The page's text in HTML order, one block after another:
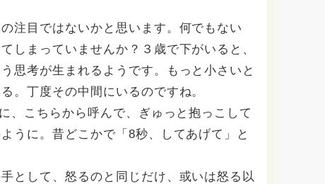
注目ではないかと思います。何でもない
しまっていませんか？３歳で下がいると、
思考が生まれるようです。もっと小さいと
。丁度その中間にいるのですね。
、こちらから呼んで、ぎゅっと抱っこして
うに。昔どこかで「8秒、してあげて」と
として、怒るのと同じだけ、或いは怒る以